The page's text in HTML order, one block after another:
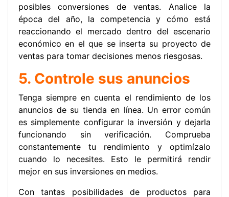
posibles conversiones de ventas. Analice la
época del año, la competencia y cómo está
reaccionando el mercado dentro del escenario
económico en el que se inserta su proyecto de
ventas para tomar decisiones menos riesgosas.
5. Controle sus anuncios
Tenga siempre en cuenta el rendimiento de los
anuncios de su tienda en línea. Un error común
es simplemente configurar la inversión y dejarla
funcionando sin verificación. Comprueba
constantemente tu rendimiento y optimízalo
cuando lo necesites. Esto le permitirá rendir
mejor en sus inversiones en medios.
Con tantas posibilidades de productos para